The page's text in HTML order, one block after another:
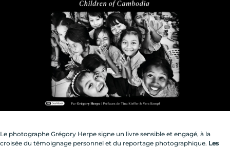
Le photographe Grégory Herpe signe un livre sensible et engagé, à la
croisée du témoignage personnel et du reportage photographique. Les